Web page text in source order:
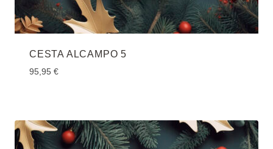
CESTA ALCAMPO 5
95,95 €